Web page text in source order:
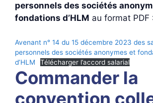
personnels des sociétés
fondations d’HLM au format PDF
Avenant n° 14 du 15 décembre 2023 des
personnels des sociétés anonymes et
d’HLM
Télécharger l’accord salarial
Commander la
convention